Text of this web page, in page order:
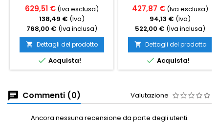
629,51 € (Iva esclusa)
138,49 € (Iva)
768,00 € (Iva inclusa)
 Dettagli del prodotto
 Acquista!
427,87 € (Iva esclusa)
94,13 € (Iva)
522,00 € (Iva inclusa)
 Dettagli del prodotto
 Acquista!
Commenti (0) Valutazione
Ancora nessuna recensione da parte degli utenti.